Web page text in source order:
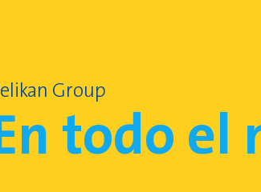
Group
todo el